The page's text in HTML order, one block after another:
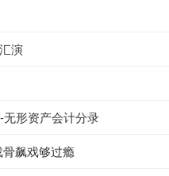
演
形资产会计分录
飙戏够过瘾